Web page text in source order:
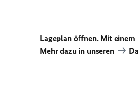
Lageplan öffnen. Mit
Mehr dazu in unseren